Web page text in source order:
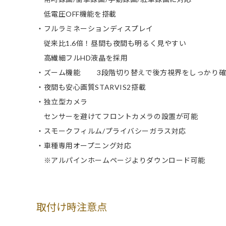
低電圧OFF機能を搭載
・フルラミネーションディスプレイ
従来比1.6倍！昼間も夜間も明るく見やすい
高繊細フルHD液晶を採用
・ズーム機能 3段階切り替えで後方視界をしっかり
・夜間も安心画質STARVIS2搭載
・独立型カメラ
センサーを避けてフロントカメラの設置が可能
・スモークフィルム/プライバシーガラス対応
・車種専用オープニング対応
※アルパインホームページよりダウンロード可能
取付け時注意点